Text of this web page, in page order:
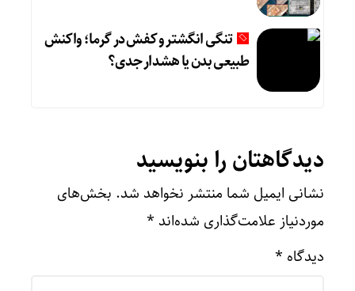
تنگی انگشتر و کفش در گرما؛ واکنش
طبیعی بدن یا هشدار جدی؟
دیدگاهتان را بنویسید
نشانی ایمیل شما منتشر نخواهد شد. بخش‌های
موردنیاز علامت‌گذاری شده‌اند *
دیدگاه *